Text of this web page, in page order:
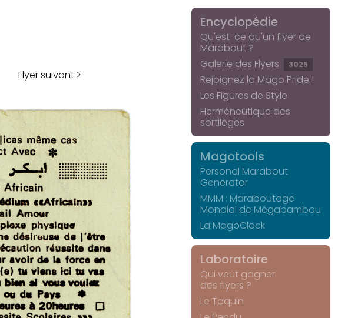
Flyer suivant >
Encyclopédie
Qu'est-ce qu'un flyer de
Marabout ?
Galerie des Flyers
3025
Rejoignez la Mago Pride !
Les Figures de Style
Herméneutique des
sortilèges
Magotools
Personal Marabout
Generator
MMM : Maraboutage
Mondial de Mégabambou
La MagoClock
Laboratoire
Qui veut gagner
des flyers ?
Le Taquin